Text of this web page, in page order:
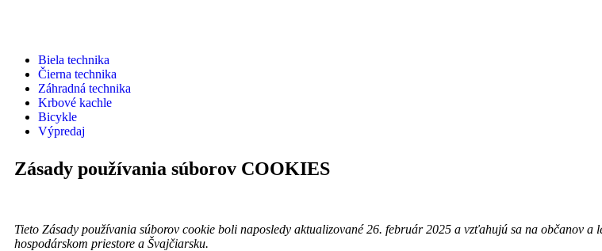
Biela technika
Čierna technika
Záhradná technika
Krbové kachle
Bicykle
Výpredaj
Zásady používania súborov COOKIES
Tieto Zásady používania súborov cookie boli naposledy aktualizované 26. február 2025 a vzťahujú sa na občanov a
hospodárskom priestore a Švajčiarsku.